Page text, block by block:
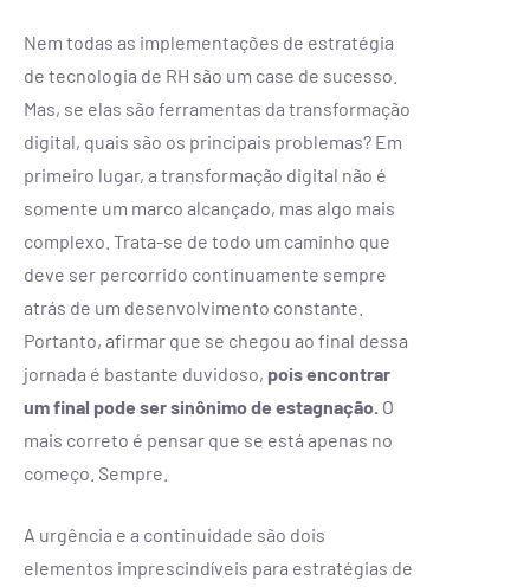
Nem todas as implementações de estratégia
de tecnologia de RH são um case de sucesso.
Mas, se elas são ferramentas da transformação
digital, quais são os principais problemas? Em
primeiro lugar, a transformação digital não é
somente um marco alcançado, mas algo mais
complexo. Trata-se de todo um caminho que
deve ser percorrido continuamente sempre
atrás de um desenvolvimento constante.
Portanto, afirmar que se chegou ao final dessa
jornada é bastante duvidoso, pois encontrar
um final pode ser sinônimo de estagnação. O
mais correto é pensar que se está apenas no
começo. Sempre.
A urgência e a continuidade são dois
elementos imprescindíveis para estratégias de